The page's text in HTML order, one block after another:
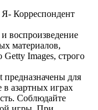
Я- Корреспондент
воспроизведение
материалов,
Images, строго
предназначены для
азартных играх
Соблюдайте